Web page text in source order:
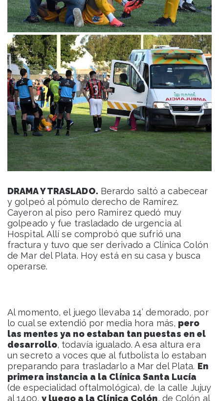
DRAMA Y TRASLADO. Berardo saltó a cabecear
y golpeó al pómulo derecho de Ramírez.
Cayeron al piso pero Ramirez quedó muy
golpeado y fue trasladado de urgencia al
Hospital. Allí se comprobó que sufrió una
fractura y tuvo que ser derivado a Clínica Colón
de Mar del Plata. Hoy está en su casa y busca
operarse.
Al momento, el juego llevaba 14’ demorado, por
lo cual se extendió por media hora más, pero
las mentes ya no estaban tan puestas en el
desarrollo, todavía igualado. A esa altura era
un secreto a voces que al futbolista lo estaban
preparando para trasladarlo a Mar del Plata. En
primera instancia a la Clínica Santa Lucía
(de especialidad oftalmológica), de la calle Jujuy
al 1400, y luego a la Clínica Colón, de Colón al